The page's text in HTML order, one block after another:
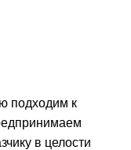
подходим к
в целости